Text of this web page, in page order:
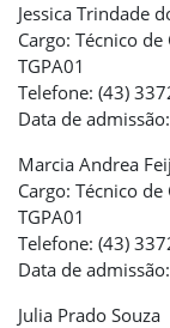
Jessica Trindade
Cargo: Técnico
TGPA01
Telefone: (43)
Data de
Marcia Andrea
Cargo: Técnico
TGPA01
Telefone: (43)
Data de
Julia Prado Souza